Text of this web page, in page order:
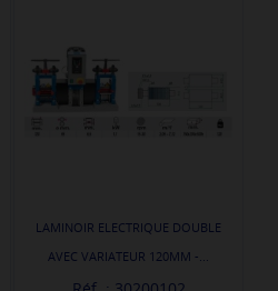
LAMINOIR ELECTRIQUE DOUBLE
AVEC VARIATEUR 120MM -...